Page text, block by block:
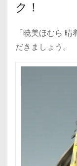
ク！
「暁美ほむら
だきましょう。